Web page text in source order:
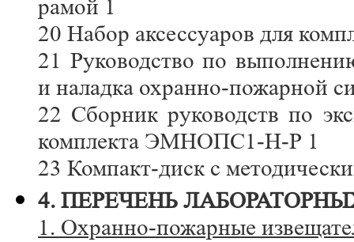
рамой 1
20 Набор аксессуаров для
21 Руководство по
и наладка охранно-пожарной
22 Сборник руководств по
комплекта ЭМНОПС1-Н-Р 1
23 Компакт-диск с
4. ПЕРЕЧЕНЬ
1. Охранно-пожарные